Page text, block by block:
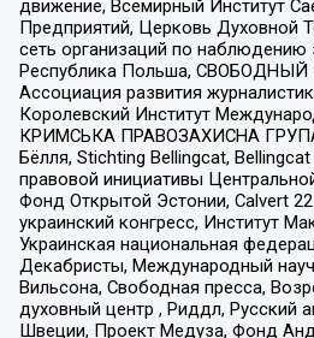
движение, Всемирный Институт
Предприятий, Церковь Духовной
сеть организаций по наблюдению
Республика Польша,
Ассоциация развития
Королевский Институт
КРИМСЬКА ПРАВОЗАХИСНА
Бёлля, Stichting Bellingcat,
правовой инициативы
Фонд Открытой Эстонии, Calvert
украинский конгресс, Институт
Украинская национальная
Декабристы, Международный
Вильсона, Свободная пресса,
духовный центр , Риддл, Русский
Швеции, Проект Медуза, Фонд